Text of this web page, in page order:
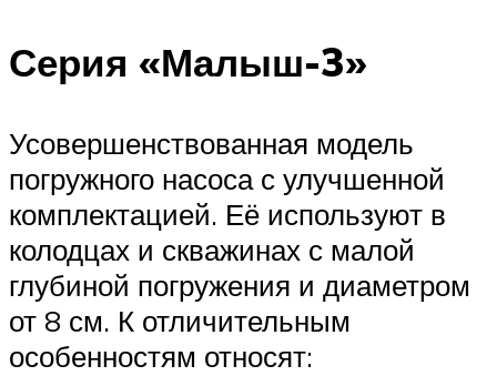
Серия «Малыш-3»
Усовершенствованная модель
погружного насоса с улучшенной
комплектацией. Её используют в
колодцах и скважинах с малой
глубиной погружения и диаметром
от 8 см. К отличительным
особенностям относят: